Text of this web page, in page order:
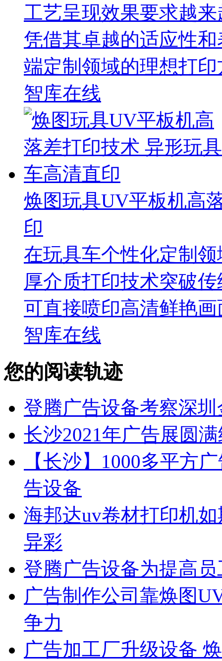
工艺呈现效果要求越
凭借其卓越的适应性
端定制领域的理想打
智库在线
焕图玩具UV平板机高
印
在玩具车个性化定制
厚介质打印技术突破
可直接喷印高清鲜艳画
智库在线
您的阅读轨迹
登腾广告设备考察深
长沙2021年广告展圆
【长沙】1000多平方
告设备
海邦达uv卷材打印机
异彩
登腾广告设备为提高
广告制作公司靠焕图
争力
广告加工厂升级设备